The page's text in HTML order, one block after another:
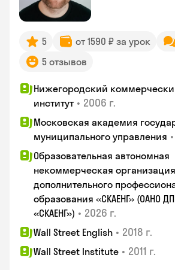
5 от 1590 ₽ за урок
5 отзывов
Нижегородский
институт • 2006 г.
Московская академия
муниципального управления •
Образовательная автономная
некоммерческая организация
дополнительного
образования «СКАЕНГ» (ОАНО
«СКАЕНГ») • 2026 г.
Wall Street English • 2018 г.
Wall Street Institute • 2011 г.